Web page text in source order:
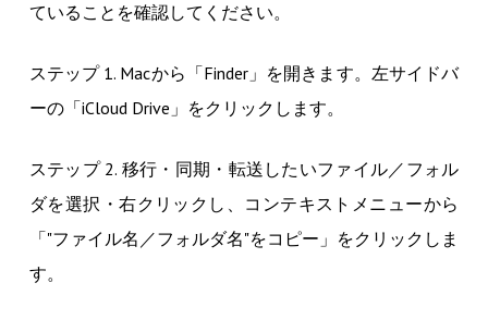
ていることを確認してください。
ステップ 1. Macから「Finder」を開きます。左サイドバ
ーの「iCloud Drive」をクリックします。
ステップ 2. 移行・同期・転送したいファイル／フォル
ダを選択・右クリックし、コンテキストメニューから
「"ファイル名／フォルダ名"をコピー」をクリックしま
す。